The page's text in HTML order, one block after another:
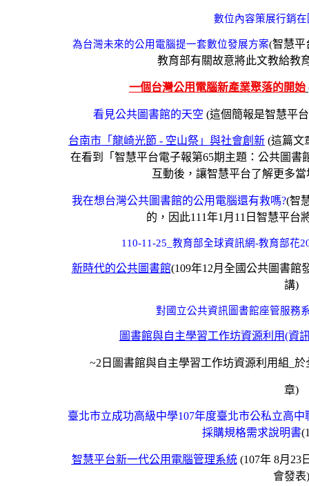
數位內容策展行銷
為台灣未來的公用電腦提一套數位發展方案(智慧平
教育部有關故意將此文教給教
一個台灣公用電腦新產業聚落的開始
看見公共圖書館的天空 (這個簡報是智慧平
台南市「龍崎光節 - 空山祭」與社會創新 (這篇文
在看到「智慧平台電子報第65期主題：公共圖
互動後，讓智慧平台了解更多
我在想台灣公共圖書館的公用電腦還有救嗎?(智
的，因此111年1月11日智慧平台
110-11-25_教育部全球資訊網-教育部花
新時代的公共圖書館(109年12月全國公共圖書館
講)
對國立公共資訊圖書館座管服務
圖書館與自主學習工作坊資源利用(資
~2日圖書館與自主學習工作坊資源利用組_
章)
臺北市立成功高級中學107年度臺北市公私立高
採購規格需求說明書
智慧平台新一代公用電腦管理系統 (107年 8月23
會發表)